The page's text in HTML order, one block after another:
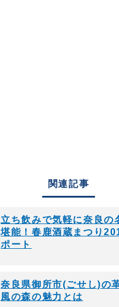
関連記事
立ち飲みで気軽に奈良の
堪能！春鹿酒蔵まつり
ポート
奈良県御所市(ごせし)の
風の森の魅力とは